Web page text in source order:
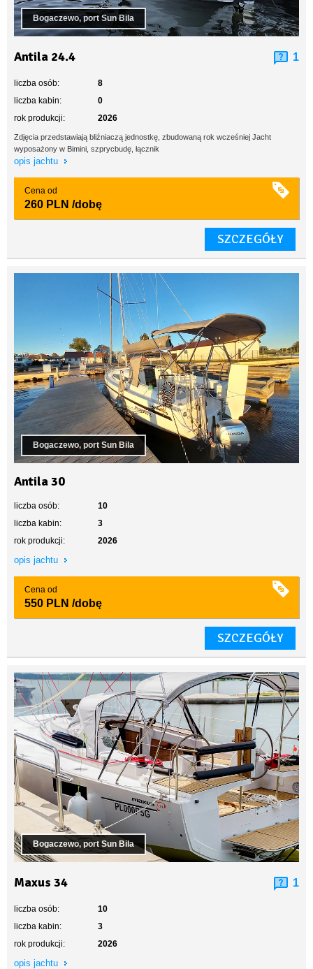
Bogaczewo, port Sun Bila
Antila 24.4 1
liczba osób:
8
liczba kabin:
0
rok produkcji:
2026
Zdjęcia przedstawiają bliźniaczą jednostkę, zbudowaną rok wcześniej Jacht
wyposażony w Bimini, szprycbudę, łącznik
opis jachtu
Cena od
260 PLN /dobę
SZCZEGÓŁY
Bogaczewo, port Sun Bila
Antila 30
liczba osób:
10
liczba kabin:
3
rok produkcji:
2026
opis jachtu
Cena od
550 PLN /dobę
SZCZEGÓŁY
Bogaczewo, port Sun Bila
Maxus 34 1
liczba osób:
10
liczba kabin:
3
rok produkcji:
2026
opis jachtu